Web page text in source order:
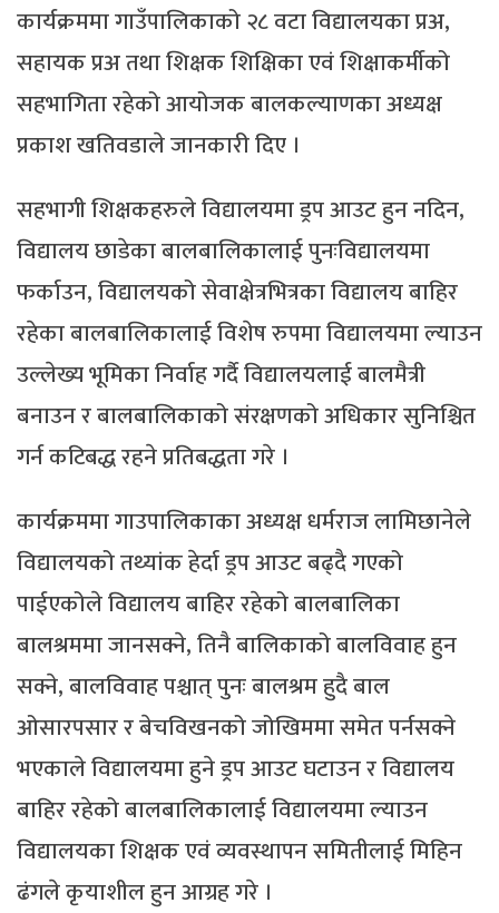
कार्यक्रममा गाउँपालिकाको २८ वटा विद्यालयका प्रअ,
सहायक प्रअ तथा शिक्षक शिक्षिका एवं शिक्षाकर्मीको
सहभागिता रहेको आयोजक बालकल्याणका अध्यक्ष
प्रकाश खतिवडाले जानकारी दिए ।
सहभागी शिक्षकहरुले विद्यालयमा ड्रप आउट हुन नदिन,
विद्यालय छाडेका बालबालिकालाई पुनःविद्यालयमा
फर्काउन, विद्यालयको सेवाक्षेत्रभित्रका विद्यालय बाहिर
रहेका बालबालिकालाई विशेष रुपमा विद्यालयमा ल्याउन
उल्लेख्य भूमिका निर्वाह गर्दै विद्यालयलाई बालमैत्री
बनाउन र बालबालिकाको संरक्षणको अधिकार सुनिश्चित
गर्न कटिबद्ध रहने प्रतिबद्धता गरे ।
कार्यक्रममा गाउपालिकाका अध्यक्ष धर्मराज लामिछानेले
विद्यालयको तथ्यांक हेर्दा ड्रप आउट बढ्दै गएको
पाईएकोले विद्यालय बाहिर रहेको बालबालिका
बालश्रममा जानसक्ने, तिनै बालिकाको बालविवाह हुन
सक्ने, बालविवाह पश्चात् पुनः बालश्रम हुदै बाल
ओसारपसार र बेचविखनको जोखिममा समेत पर्नसक्ने
भएकाले विद्यालयमा हुने ड्रप आउट घटाउन र विद्यालय
बाहिर रहेको बालबालिकालाई विद्यालयमा ल्याउन
विद्यालयका शिक्षक एवं व्यवस्थापन समितीलाई मिहिन
ढंगले कृयाशील हुन आग्रह गरे ।